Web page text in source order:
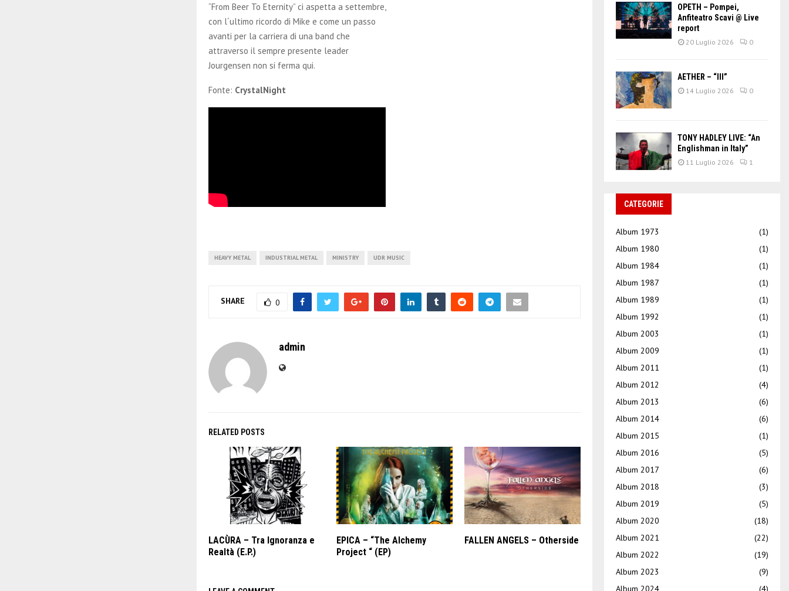
“From Beer To Eternity” ci aspetta a settembre,
con l´ultimo ricordo di Mike e come un passo
avanti per la carriera di una band che
attraverso il sempre presente leader
Jourgensen non si ferma qui.
Fonte: CrystalNight
HEAVY METAL INDUSTRIAL METAL MINISTRY UDR MUSIC
SHARE 0
admin
RELATED POSTS
LACÙRA – Tra Ignoranza e
Realtà (E.P.)
EPICA – “The Alchemy
Project “ (EP)
FALLEN ANGELS – Otherside
OPETH – Pompei,
Anfiteatro Scavi @ Live
report
20 Luglio 2026 0
AETHER – “III”
14 Luglio 2026 0
TONY HADLEY LIVE: “An
Englishman in Italy”
11 Luglio 2026 1
CATEGORIE
Album 1973
(1)
Album 1980
(1)
Album 1984
(1)
Album 1987
(1)
Album 1989
(1)
Album 1992
(1)
Album 2003
(1)
Album 2009
(1)
Album 2011
(1)
Album 2012
(4)
Album 2013
(6)
Album 2014
(6)
Album 2015
(1)
Album 2016
(5)
Album 2017
(6)
Album 2018
(3)
Album 2019
(5)
Album 2020
(18)
Album 2021
(22)
Album 2022
(19)
Album 2023
(9)
Album 2024
(4)